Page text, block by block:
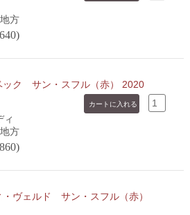
方
ク サン・スフル（赤） 2020
ィ
方
ヴェルド サン・スフル（赤）